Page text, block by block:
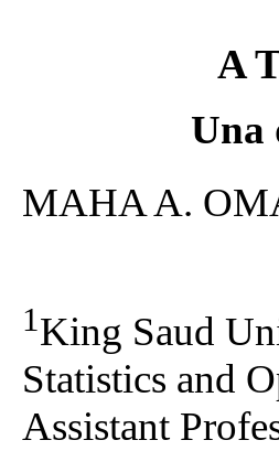
A
Una
MAHA A.
1King Saud
Statistics and
Assistant